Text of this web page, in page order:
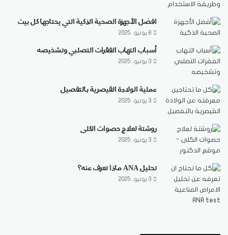
افضل الأجهزة الصحية الذكية التي يحتاجها كل بيت
8 يونيو، 2025
أسباب التهاب الفقرات التصلبي وتشخيصه
3 يونيو، 2025
عملية الولادة القيصرية بالتفصيل
3 يونيو، 2025
روشتة لعلاج حصوات الكلى
3 يونيو، 2025
تحليل ANA ماذا تعرف عنه؟
3 يونيو، 2025